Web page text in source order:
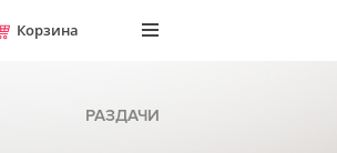
Корзина
РАЗДАЧИ